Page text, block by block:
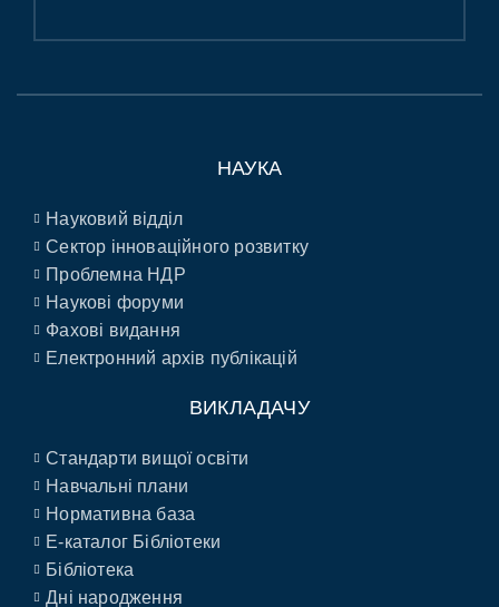
НАУКА
Науковий відділ
Сектор інноваційного розвитку
Проблемна НДР
Наукові форуми
Фахові видання
Електронний архів публікацій
ВИКЛАДАЧУ
Стандарти вищої освіти
Навчальні плани
Нормативна база
E-каталог Бібліотеки
Бібліотека
Дні народження